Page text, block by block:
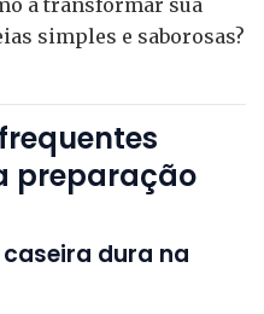
simples e saborosas?
preparação
dura na